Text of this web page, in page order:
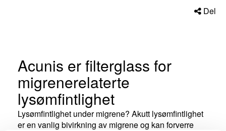
Del
Acunis er filterglass for
migrenerelaterte
lysømfintlighet
Lysømfintlighet under migrene? Akutt lysømfintlighet
er en vanlig bivirkning av migrene og kan forverre